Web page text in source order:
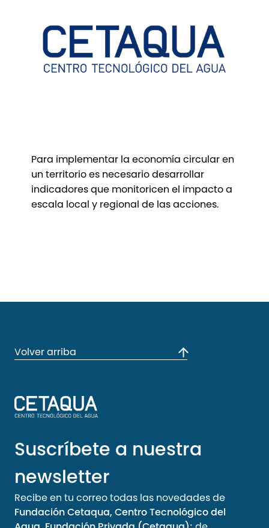
Para implementar la economía circular en
un territorio es necesario desarrollar
indicadores que monitoricen el impacto a
escala local y regional de las acciones.
Volver arriba
Suscríbete a nuestra
newsletter
Recibe en tu correo todas las novedades de
Fundación Cetaqua, Centro Tecnológico del